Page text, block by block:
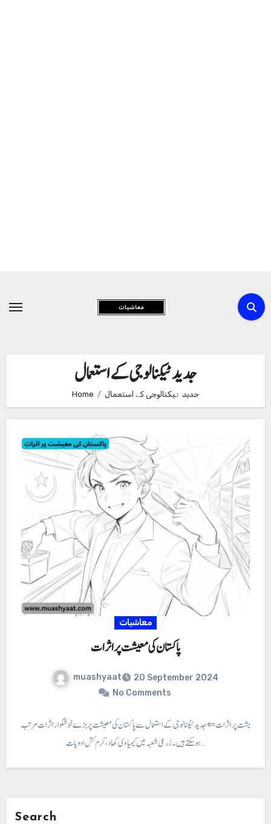
Content
جدید ٹیکنالوجی کے استعمال
Home جدید ٹیکنالوجی کے استعمال
معاشیات
پاکستان کی معیشت پر اثرات
muashyaat
20 September 2024
No Comments
کی معیشت پر اثرات ⇐ جدید ٹیکنالوجی کے استعمال سے پاکستان کی معیشت پر بڑے خوشگوار اثرات مرتب
ہو سکتے ہیں۔ زرعی شعبہ میں کیمیاوی کھاد، کرم کش ادویات…
Search